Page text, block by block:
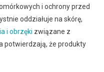
i ochrony przed
oddziałuje na skórę,
i obrzęki związane z
potwierdzają, że produkty